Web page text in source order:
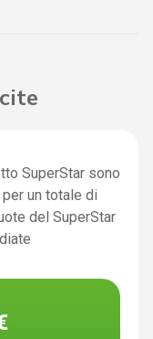
SuperStar sono
per un totale di
del SuperStar